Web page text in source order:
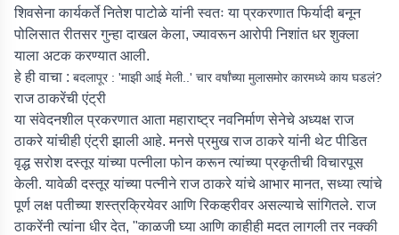
शिवसेना कार्यकर्ते नितेश पाटोळे यांनी स्वतः या प्रकरणात फिर्यादी बनून
पोलिसात रीतसर गुन्हा दाखल केला, ज्यावरून आरोपी निशांत धर शुक्ला
याला अटक करण्यात आली.
हे ही वाचा : बदलापूर : 'माझी आई मेली..' चार वर्षांच्या मुलासमोर कारमध्ये काय घडलं?
राज ठाकरेंची एंट्री
या संवेदनशील प्रकरणात आता महाराष्ट्र नवनिर्माण सेनेचे अध्यक्ष राज
ठाकरे यांचीही एंट्री झाली आहे. मनसे प्रमुख राज ठाकरे यांनी थेट पीडित
वृद्ध सरोश दस्तूर यांच्या पत्नीला फोन करून त्यांच्या प्रकृतीची विचारपूस
केली. यावेळी दस्तूर यांच्या पत्नीने राज ठाकरे यांचे आभार मानत, सध्या त्यांचे
पूर्ण लक्ष पतीच्या शस्त्रक्रियेवर आणि रिकव्हरीवर असल्याचे सांगितले. राज
ठाकरेंनी त्यांना धीर देत, "काळजी घ्या आणि काहीही मदत लागली तर नक्की